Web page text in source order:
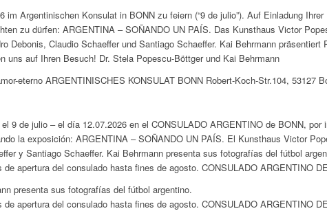
Argentinischen Konsulat in BONN zu feiern (“9 de julio”). Auf Einladung
zu dürfen: ARGENTINA – SOÑANDO UN PAÍS. Das Kunsthaus Victor
Debonis, Claudio Schaeffer und Santiago Schaeffer. Kai Behrmann
auf Ihren Besuch! Dr. Stela Popescu-Böttger und Kai Behrmann
eterno ARGENTINISCHES KONSULAT BONN Robert-Koch-Str.104, 53127
9 de julio – el día 12.07.2026 en el CONSULADO ARGENTINO de BONN,
la exposición: ARGENTINA – SOÑANDO UN PAÍS. El Kunsthaus Victor
y Santiago Schaeffer. Kai Behrmann presenta sus fotografías del fútbol
apertura del consulado hasta fines de agosto. CONSULADO ARGENTINO
presenta sus fotografías del fútbol argentino.
apertura del consulado hasta fines de agosto. CONSULADO ARGENTINO